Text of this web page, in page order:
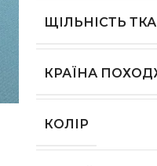
ЩІЛЬНІСТЬ
КРАЇНА
КОЛІР